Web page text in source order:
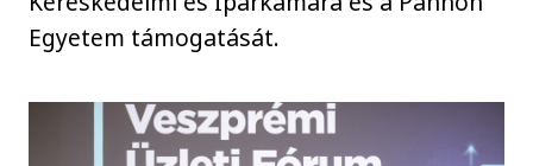
Egyetem támogatását.